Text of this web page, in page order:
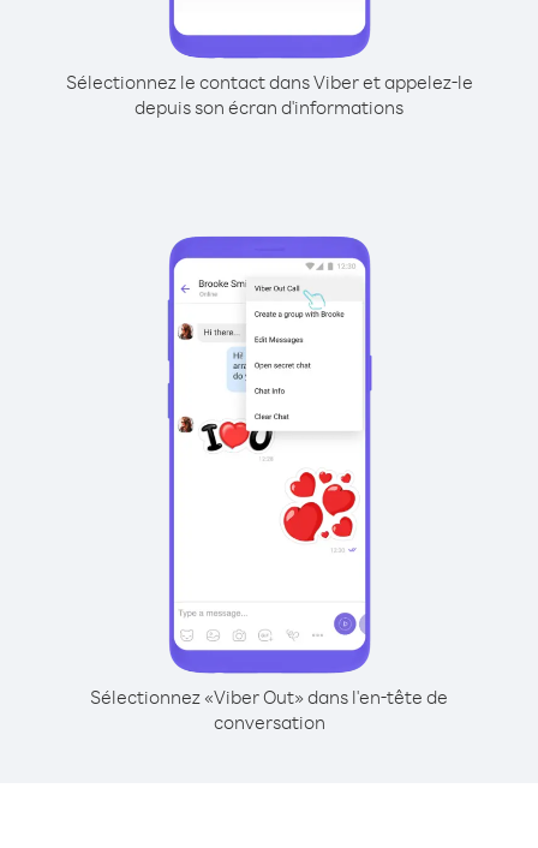
Sélectionnez le contact dans Viber et appelez-le
depuis son écran d'informations
Sélectionnez «Viber Out» dans l'en-tête de
conversation